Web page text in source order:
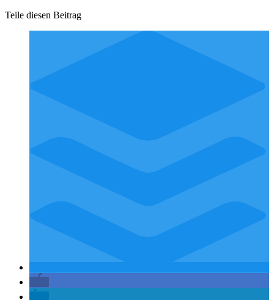
Teile diesen Beitrag